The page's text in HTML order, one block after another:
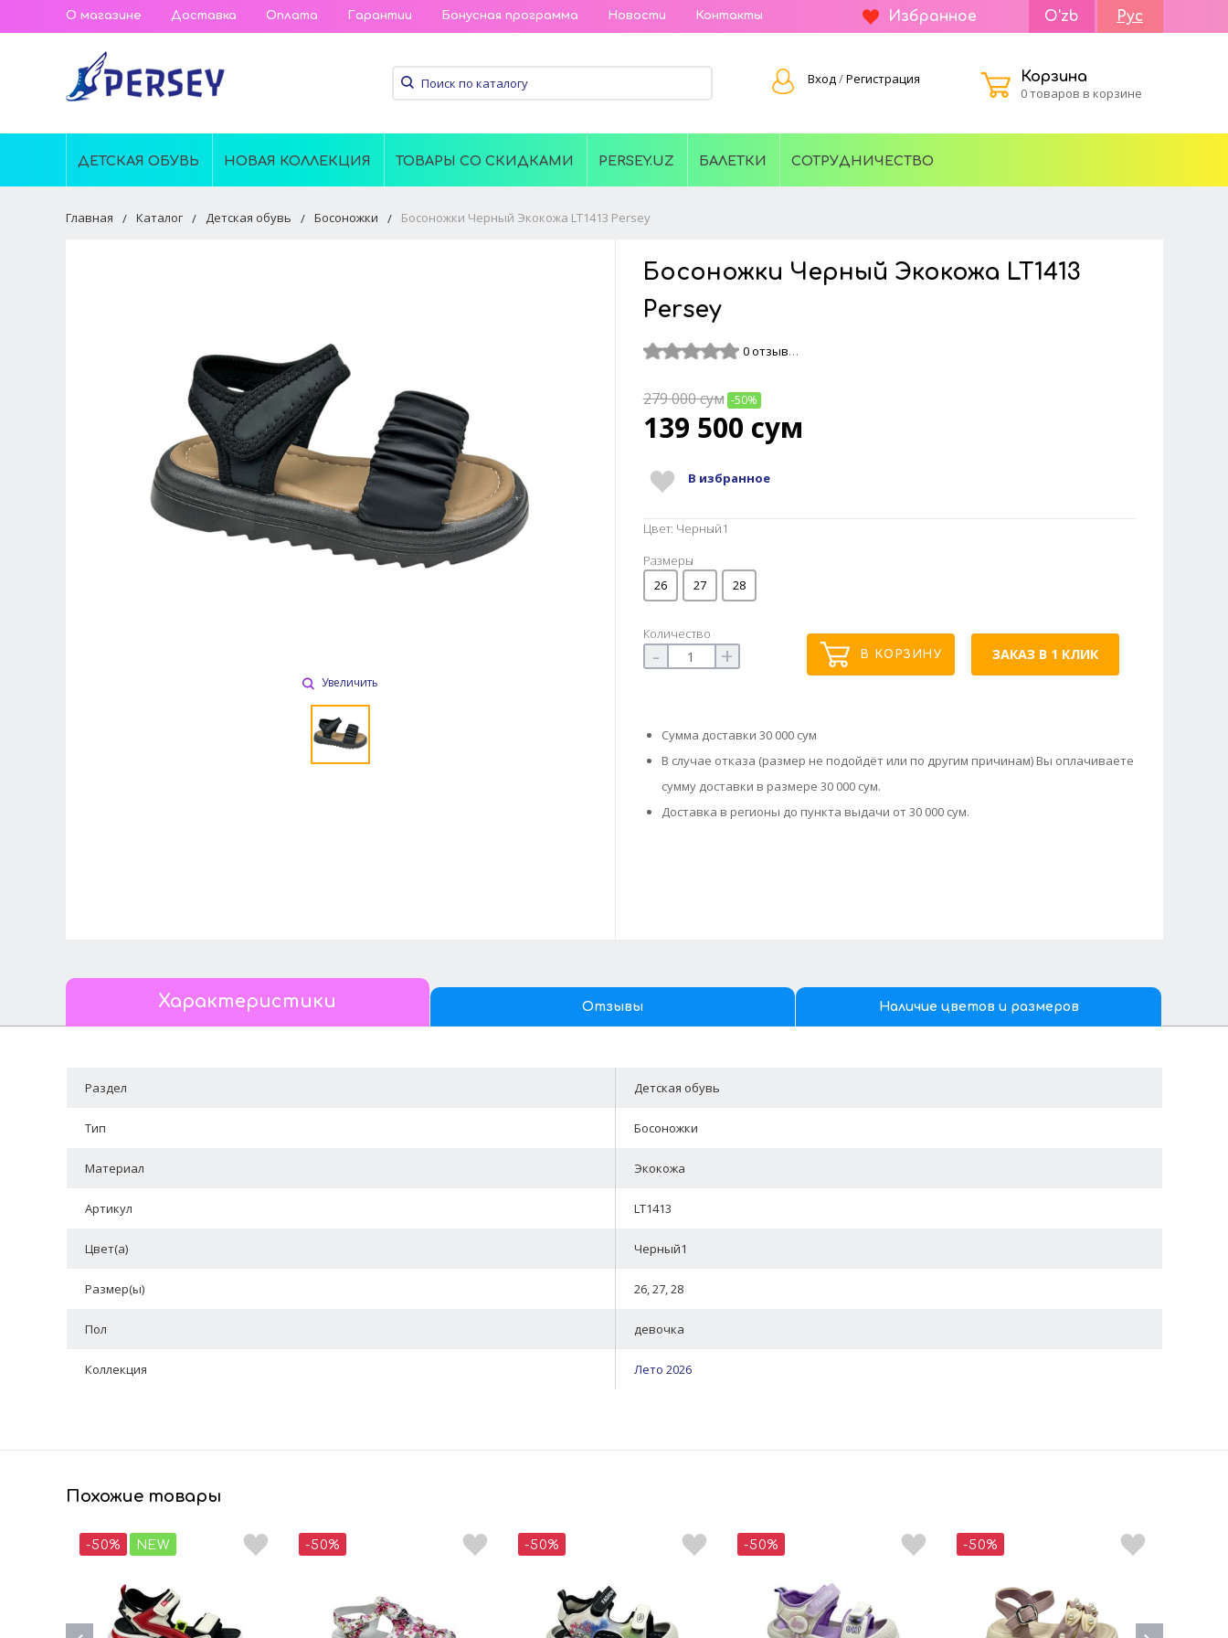
О магазине Доставка Оплата Гарантии Бонусная программа Новости Контакты Избранное O'zb Рус
Вход/Регистрация
Корзина
0 товаров в корзине
ДЕТСКАЯ ОБУВЬ НОВАЯ КОЛЛЕКЦИЯ ТОВАРЫ СО СКИДКАМИ PERSEY.UZ БАЛЕТКИ СОТРУДНИЧЕСТВО
Главная Каталог Детская обувь Босоножки Босоножки Черный Экокожа LT1413 Persey
Увеличить
Босоножки Черный Экокожа LT1413
Persey
0 отзывов
279 000сум -50%
139 500 сум
В избранное
Цвет: Черный1
Размеры
26
27 28
Количество
- + В КОРЗИНУ ЗАКАЗ В 1 КЛИК
Сумма доставки 30 000 сум
В случае отказа (размер не подойдёт или по другим причинам) Вы оплачиваете
сумму доставки в размере 30 000 сум.
Доставка в регионы до пункта выдачи от 30 000 сум.
Характеристики Отзывы Наличие цветов и размеров
Раздел Детская обувь
Тип Босоножки
Материал Экокожа
Артикул LT1413
Цвет(а) Черный1
Размер(ы) 26, 27, 28
Пол девочка
Коллекция Лето 2026
Похожие товары
-50% NEW -50% -50% -50% -50%